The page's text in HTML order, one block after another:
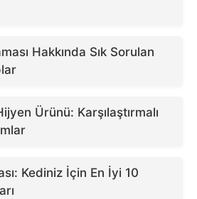
Hakkında Sık Sorulan
Ürünü: Karşılaştırmalı
Kediniz İçin En İyi 10